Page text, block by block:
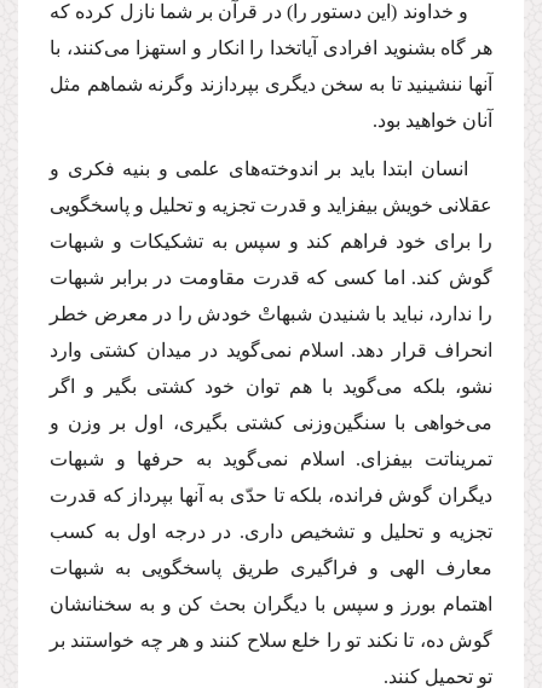
و خداوند (این دستور را) در قرآن بر شما نازل كرده كه
هر گاه بشنوید افرادى آیاتخدا را انكار و استهزا مى‌كنند، با
آنها ننشینید تا به سخن دیگرى بپردازند وگرنه شماهم مثل
آنان خواهید بود.
انسان ابتدا باید بر اندوخته‌هاى علمى و بنیه فكرى و
عقلانى خویش بیفزاید و قدرت تجزیه و تحلیل و پاسخگویى
را براى خود فراهم كند و سپس به تشكیكات و شبهات
گوش كند. اما كسى كه قدرت مقاومت در برابر شبهات
را ندارد، نباید با شنیدن شبهاتْ خودش را در معرض خطر
انحراف قرار دهد. اسلام نمى‌گوید در میدان كشتى وارد
نشو، بلكه مى‌گوید با هم توان خود كشتى بگیر و اگر
مى‌خواهى با سنگین‌وزنى كشتى بگیرى، اول بر وزن و
تمریناتت بیفزاى. اسلام نمى‌گوید به حرفها و شبهات
دیگران گوش فرانده، بلكه تا حدّى به آنها بپرداز كه قدرت
تجزیه و تحلیل و تشخیص دارى. در درجه اول به كسب
معارف الهى و فراگیرى طریق پاسخگویى به شبهات
اهتمام بورز و سپس با دیگران بحث كن و به سخنانشان
گوش ده، تا نكند تو را خلع سلاح كنند و هر چه خواستند بر
تو تحمیل كنند.